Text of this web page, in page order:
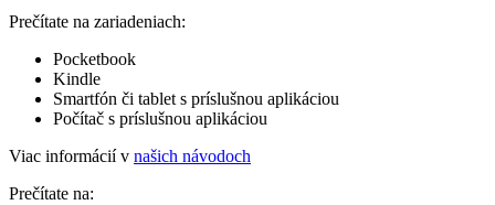
Prečítate na zariadeniach:
Pocketbook
Kindle
Smartfón či tablet s príslušnou aplikáciou
Počítač s príslušnou aplikáciou
Viac informácií v našich návodoch
Prečítate na: